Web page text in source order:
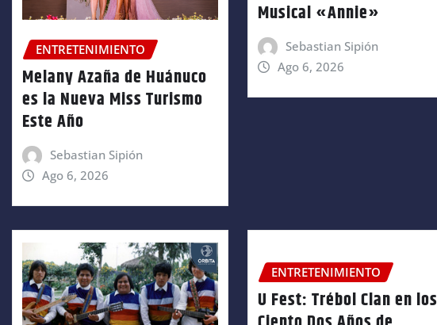
ENTRETENIMIENTO
Melany Azaña de Huánuco
es la Nueva Miss Turismo
Este Año
Sebastian Sipión
Ago 6, 2026
Musical «Annie»
Sebastian Sipión
Ago 6, 2026
ENTRETENIMIENTO
U Fest: Trébol Clan en los